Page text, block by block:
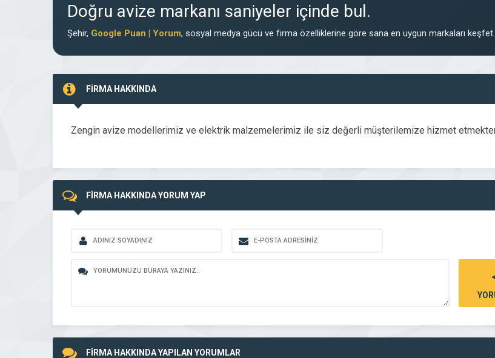
Doğru avize markanı saniyeler içinde bul.
Şehir, Google Puan | Yorum, sosyal medya gücü ve firma özelliklerine göre sana en uygun markaları keşfet.
FİRMA HAKKINDA
Zengin avize modellerimiz ve elektrik malzemelerimiz ile siz değerli müşterilemize hizmet
FİRMA HAKKINDA YORUM YAP
FİRMA HAKKINDA YAPILAN YORUMLAR